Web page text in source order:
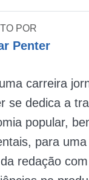
POR
Penter
carreira
se dedica a
popular,
para
redação